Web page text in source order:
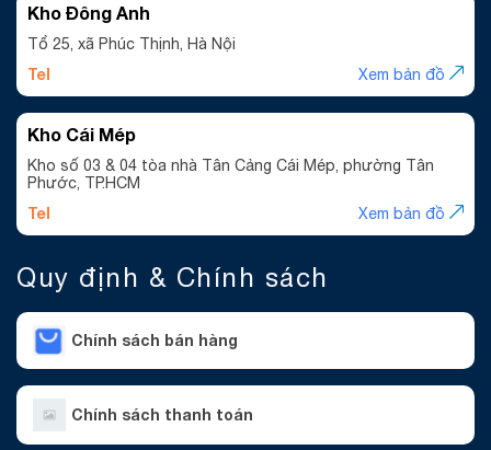
Kho Đông Anh
Tổ 25, xã Phúc Thịnh, Hà Nội
Tel Xem bản đồ
Kho Cái Mép
Kho số 03 & 04 tòa nhà Tân Cảng Cái Mép, phường Tân
Phước, TP.HCM
Tel Xem bản đồ
Quy định & Chính sách
Chính sách bán hàng
Chính sách thanh toán